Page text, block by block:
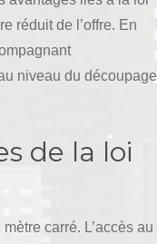
réduit de l’offre. En
niveau du découpage
de la loi
carré. L’accès au